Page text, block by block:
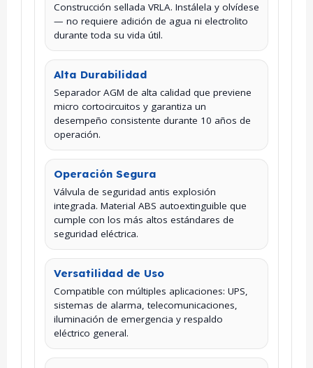
Construcción sellada VRLA. Instálela y olvídese
— no requiere adición de agua ni electrolito
durante toda su vida útil.
Alta Durabilidad
Separador AGM de alta calidad que previene
micro cortocircuitos y garantiza un
desempeño consistente durante 10 años de
operación.
Operación Segura
Válvula de seguridad antis explosión
integrada. Material ABS autoextinguible que
cumple con los más altos estándares de
seguridad eléctrica.
Versatilidad de Uso
Compatible con múltiples aplicaciones: UPS,
sistemas de alarma, telecomunicaciones,
iluminación de emergencia y respaldo
eléctrico general.